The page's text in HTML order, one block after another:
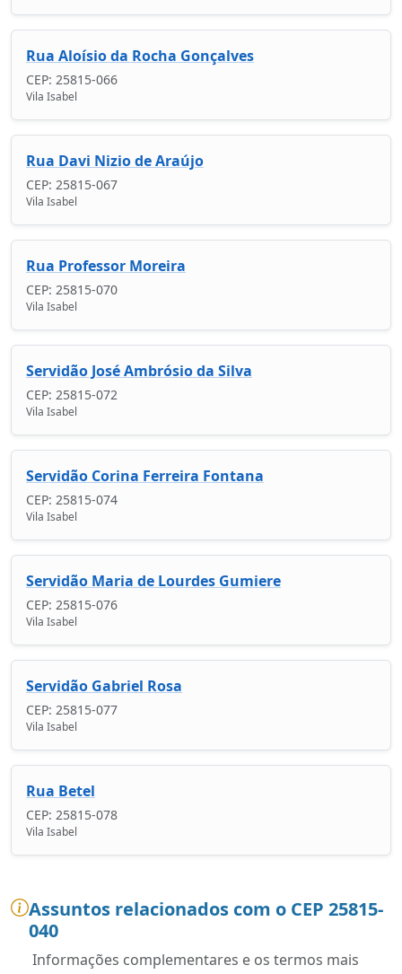
Rua Aloísio da Rocha Gonçalves
CEP: 25815-066
Vila Isabel
Rua Davi Nizio de Araújo
CEP: 25815-067
Vila Isabel
Rua Professor Moreira
CEP: 25815-070
Vila Isabel
Servidão José Ambrósio da Silva
CEP: 25815-072
Vila Isabel
Servidão Corina Ferreira Fontana
CEP: 25815-074
Vila Isabel
Servidão Maria de Lourdes Gumiere
CEP: 25815-076
Vila Isabel
Servidão Gabriel Rosa
CEP: 25815-077
Vila Isabel
Rua Betel
CEP: 25815-078
Vila Isabel
Assuntos relacionados com o CEP 25815-
040
Informações complementares e os termos mais